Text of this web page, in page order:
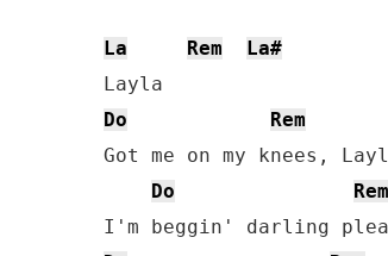
La Rem
La#
Do
Rem
Got me on my knees,
Do
Rem